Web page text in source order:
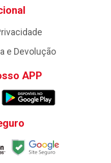
e Devolução
APP